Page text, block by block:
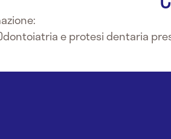
e protesi dentaria